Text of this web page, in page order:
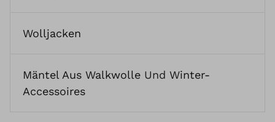
Wolljacken
Mäntel Aus Walkwolle Und Winter-
Accessoires